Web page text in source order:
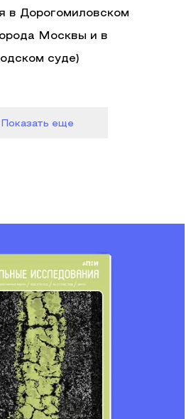
в Дорогомиловском
Москвы и в
суде)
Показать еще